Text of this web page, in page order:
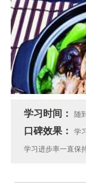
学习时间： 随
口碑效果： 学
学习进步率一直保